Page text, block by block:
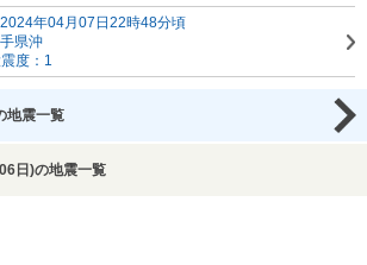
年04月07日22時48分頃
県沖
度：1
地震一覧
日)の地震一覧